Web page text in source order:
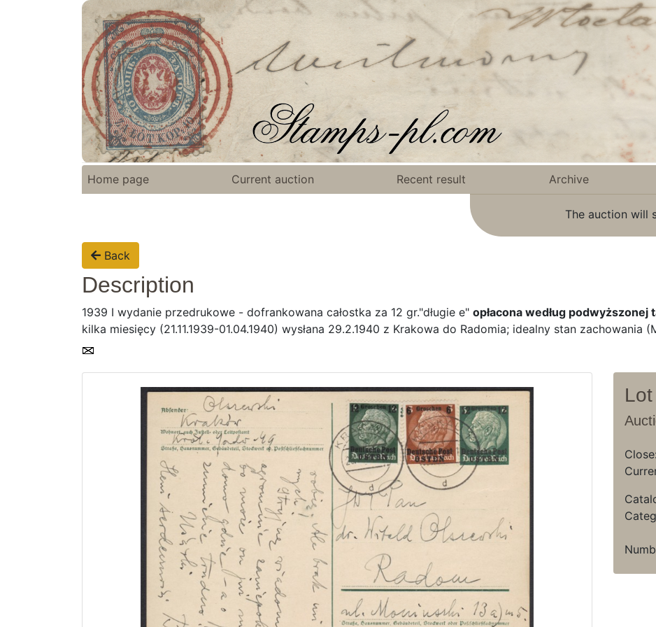
Home page Current auction Recent result Archive
The auction will
Back
Description
1939 I wydanie przedrukowe - dofrankowana całostka za 12 gr."długie e" opłacona według podwyższonej
kilka miesięcy (21.11.1939-01.04.1940) wysłana 29.2.1940 z Krakowa do Radomia; idealny stan zachowania
Close: